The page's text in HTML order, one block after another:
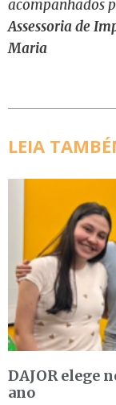
acompanhados
Assessoria de
Maria
LEIA
DAJOR elege
ano